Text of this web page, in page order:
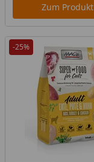
Zum Produkt
-25%